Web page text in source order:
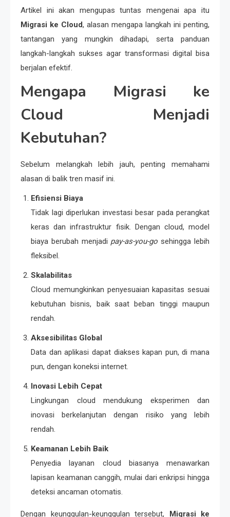
Artikel ini akan mengupas tuntas mengenai apa itu
Migrasi ke Cloud, alasan mengapa langkah ini penting,
tantangan yang mungkin dihadapi, serta panduan
langkah-langkah sukses agar transformasi digital bisa
berjalan efektif.
Mengapa Migrasi ke
Cloud Menjadi
Kebutuhan?
Sebelum melangkah lebih jauh, penting memahami
alasan di balik tren masif ini.
Efisiensi Biaya
Tidak lagi diperlukan investasi besar pada perangkat
keras dan infrastruktur fisik. Dengan cloud, model
biaya berubah menjadi pay-as-you-go sehingga lebih
fleksibel.
Skalabilitas
Cloud memungkinkan penyesuaian kapasitas sesuai
kebutuhan bisnis, baik saat beban tinggi maupun
rendah.
Aksesibilitas Global
Data dan aplikasi dapat diakses kapan pun, di mana
pun, dengan koneksi internet.
Inovasi Lebih Cepat
Lingkungan cloud mendukung eksperimen dan
inovasi berkelanjutan dengan risiko yang lebih
rendah.
Keamanan Lebih Baik
Penyedia layanan cloud biasanya menawarkan
lapisan keamanan canggih, mulai dari enkripsi hingga
deteksi ancaman otomatis.
Dengan keunggulan-keunggulan tersebut, Migrasi ke